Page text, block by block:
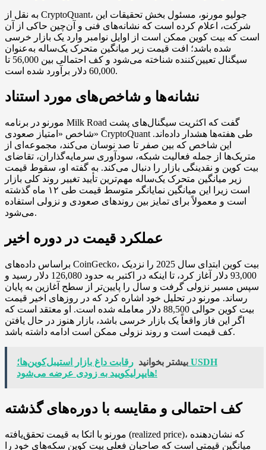
به نقل از CryptoQuant، جولیو مورنو، مسئول بخش تحقیقات این
شرکت، اعلام کرده است که نشانه‌های فنی و آن‌چین حاکی از آن
است که بیت کوین ممکن است از اوایل نوامبر وارد یک بازار خرسی
شده باشد؛ افت قیمت زیر میانگین متحرک یک‌ساله به‌عنوان
سیگنال تعیین‌کننده شناخته می‌شود و کف احتمالی بین 56,000 تا
60,000 دلار برآورد شده است.
نشانه‌ها و شاخص‌های مورد استناد
مورنو در برنامه Milk Road گفت که اکثریت سیگنال‌های پشت
شاخص «امتیاز صعودی» CryptoQuant طی هفته‌ها هشدار داده‌اند.
این شاخص که بین صفر تا صد نوسان می‌کند، مجموعه‌ای از
متریک‌ها از جمله فعالیت شبکه، سودآوری سرمایه‌گذاران، تقاضای
بیت کوین و نقدینگی بازار را دنبال می‌کند. به گفته او، سقوط قیمت
زیر میانگین متحرک یک‌ساله مهم‌ترین تأیید تغییر روند کلی بازار
است زیرا این میانگین نمایانگر متوسط قیمت طی ۱۲ ماه گذشته
است و معمولاً برای تمایز بین روندهای صعودی و نزولی استفاده
می‌شود.
عملکرد قیمت در دوره اخیر
براساس داده‌های CoinGecko، بیت کوین ابتدای سال 2025 را نزدیک
93,000 دلار آغاز کرد، تا اینکه در اکتبر به حدود 126,080 دلار رسید و
سپس مسیر نزولی گرفت و سال را پایین‌تر از سطح آغازین به پایان
رساند. مورنو در تحلیل خود اشاره کرد که در روزهای اخیر قیمت
بیت کوین حوالی 88,500 دلار معامله شده است. او معتقد است که
اگر این فاز واقعاً یک بازار خرسی باشد، بازار هنوز در حال یافتن
کف قیمت است و روند نزولی ممکن است ادامه داشته باشد.
بیشتر بخوانید رقابت داغ بازار استیبل‌کوین‌ها؛ USDH
هایپرلیکویید به زودی عرضه می‌شود!
کف احتمالی و مقایسه با دوره‌های گذشته
مورنو با اتکا به قیمت تحقق‌یافته (realized price)، که نشان‌دهنده
میانگین قیمتی است که صاحبان فعلی بیت کوین سکه‌های خود را